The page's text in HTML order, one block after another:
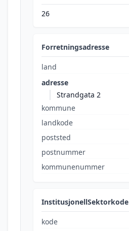
26
Forretningsadresse
land
adresse
Strandgata 2
kommune
landkode
poststed
postnummer
kommunenummer
InstitusjonellSektorkode
kode